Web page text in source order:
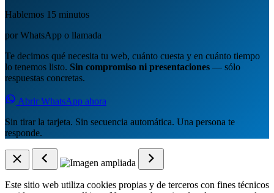
Hablemos 15 minutos
por WhatsApp o llamada
Te decimos qué necesita tu web, cuánto cuesta y en cuánto tiempo
lo tenemos listo. Sin compromiso ni presentaciones — sólo
respuestas concretas.
Abrir WhatsApp ahora
Sin tirar la tarjeta. Sin secuencia automática. Una persona te
responde.
Este sitio web utiliza cookies propias y de terceros con fines técnicos